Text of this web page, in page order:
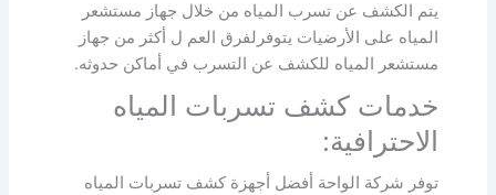
يتم الكشف عن تسرب المياه من خلال جهاز مستشعر
المياه على الأرضيات يتوفرلفرق العم ل أكثر من جهاز
مستشعر المياه للكشف عن التسرب في أماكن حدوثه.
خدمات كشف تسربات المياه
الاحترافية:
توفر شركة الواحة أفضل أجهزة كشف تسربات المياه